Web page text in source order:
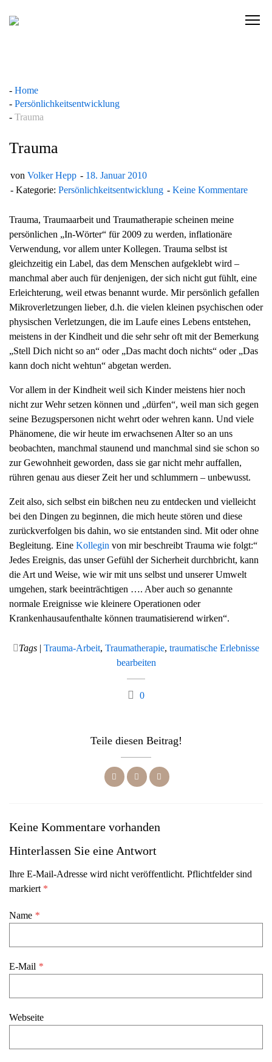
C
g
a
t
i
o
n
Home
Persönlichkeitsentwicklung
Trauma
Trauma
von Volker Hepp
18. Januar 2010
Kategorie: Persönlichkeitsentwicklung Keine Kommentare
Trauma, Traumaarbeit und Traumatherapie scheinen meine
persönlichen „In-Wörter“ für 2009 zu werden, inflationäre
Verwendung, vor allem unter Kollegen. Trauma selbst ist
gleichzeitig ein Label, das dem Menschen aufgeklebt wird –
manchmal aber auch für denjenigen, der sich nicht gut fühlt, eine
Erleichterung, weil etwas benannt wurde. Mir persönlich gefallen
Mikroverletzungen lieber, d.h. die vielen kleinen psychischen oder
physischen Verletzungen, die im Laufe eines Lebens entstehen,
meistens in der Kindheit und die sehr sehr oft mit der Bemerkung
„Stell Dich nicht so an“ oder „Das macht doch nichts“ oder „Das
kann doch nicht wehtun“ abgetan werden.
Vor allem in der Kindheit weil sich Kinder meistens hier noch
nicht zur Wehr setzen können und „dürfen“, weil man sich gegen
seine Bezugspersonen nicht wehrt oder wehren kann. Und viele
Phänomene, die wir heute im erwachsenen Alter so an uns
beobachten, manchmal staunend und manchmal sind sie schon so
zur Gewohnheit geworden, dass sie gar nicht mehr auffallen,
rühren genau aus dieser Zeit her und schlummern – unbewusst.
Zeit also, sich selbst ein bißchen neu zu entdecken und vielleicht
bei den Dingen zu beginnen, die mich heute stören und diese
zurückverfolgen bis dahin, wo sie entstanden sind. Mit oder ohne
Begleitung. Eine Kollegin von mir beschreibt Trauma wie folgt:“
Jedes Ereignis, das unser Gefühl der Sicherheit durchbricht, kann
die Art und Weise, wie wir mit uns selbst und unserer Umwelt
umgehen, stark beeinträchtigen …. Aber auch so genannte
normale Ereignisse wie kleinere Operationen oder
Krankenhausaufenthalte können traumatisierend wirken“.
Tags | Trauma-Arbeit, Traumatherapie, traumatische Erlebnisse
bearbeiten
0
Teile diesen Beitrag!
Keine Kommentare vorhanden
Hinterlassen Sie eine Antwort
Ihre E-Mail-Adresse wird nicht veröffentlicht. Pflichtfelder sind
markiert *
Name *
E-Mail *
Webseite